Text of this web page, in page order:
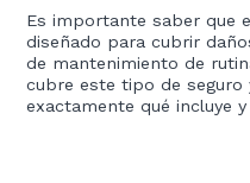
Es importante saber que
diseñado para cubrir
de mantenimiento de
cubre este tipo de
exactamente qué incluye